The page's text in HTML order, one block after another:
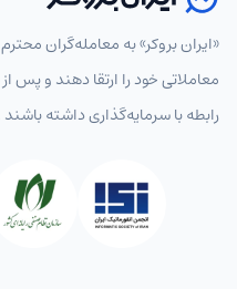
«ایران بروکر» به معامله‌گران
معاملاتی خود را ارتقا دهند و پس
رابطه با سرمایه‌گذاری داشته باشند